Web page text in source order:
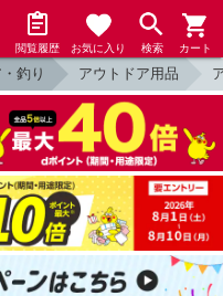
閲覧履歴 お気に入り 検索 カート
釣り アウトドア用品